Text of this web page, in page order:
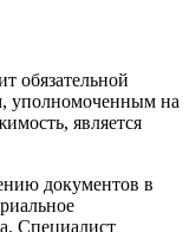
обязательной
уполномоченным на
является
документов в
Специалист